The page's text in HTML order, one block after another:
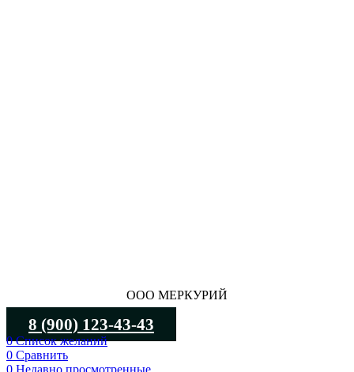
ООО МЕРКУРИЙ
8 (900) 123-43-43
0Список желаний
0 Сравнить